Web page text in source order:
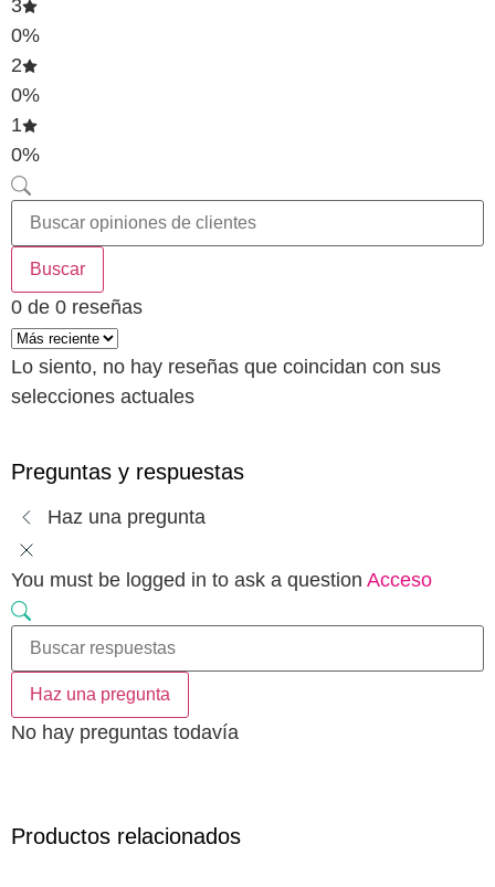
3
0%
2
0%
1
0%
Buscar
0 de 0 reseñas
Lo siento, no hay reseñas que coincidan con sus
selecciones actuales
Preguntas y respuestas
Haz una pregunta
You must be logged in to ask a question Acceso
Haz una pregunta
No hay preguntas todavía
Productos relacionados